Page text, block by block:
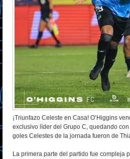
¡Triunfazo Celeste en Casa! O’Higgins
exclusivo líder del Grupo C, quedando
goles Celestes de la jornada fueron de
La primera parte del partido fue compleja